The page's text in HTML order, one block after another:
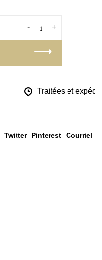
+
-
Traitées et
Twitter Pinterest Courriel